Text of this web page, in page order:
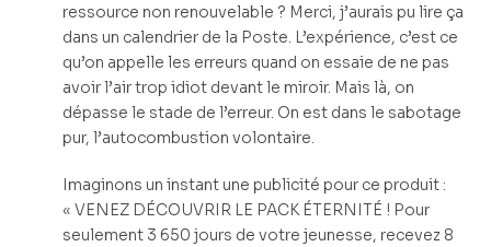
ressource non renouvelable ? Merci, j’aurais pu lire ça
dans un calendrier de la Poste. L’expérience, c’est ce
qu’on appelle les erreurs quand on essaie de ne pas
avoir l’air trop idiot devant le miroir. Mais là, on
dépasse le stade de l’erreur. On est dans le sabotage
pur, l’autocombustion volontaire.
Imaginons un instant une publicité pour ce produit :
« VENEZ DÉCOUVRIR LE PACK ÉTERNITÉ ! Pour
seulement 3 650 jours de votre jeunesse, recevez 8